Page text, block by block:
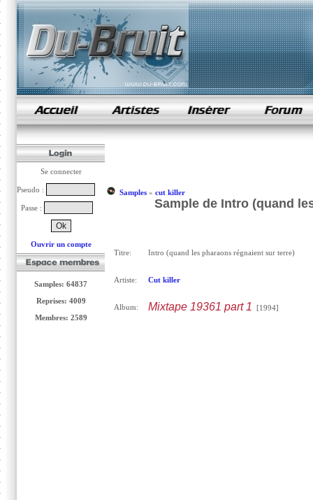
samples de rap
Se connecter
Pseudo :
Passe :
Ouvrir un compte
Samples: 64837
Reprises: 4009
Membres: 2589
Samples» cut killer
Sample de Intro (quand
Titre: Intro (quand les pharaons régnaient sur terre)
Artiste: Cut killer
Album: Mixtape 19361 part 1 [1994]